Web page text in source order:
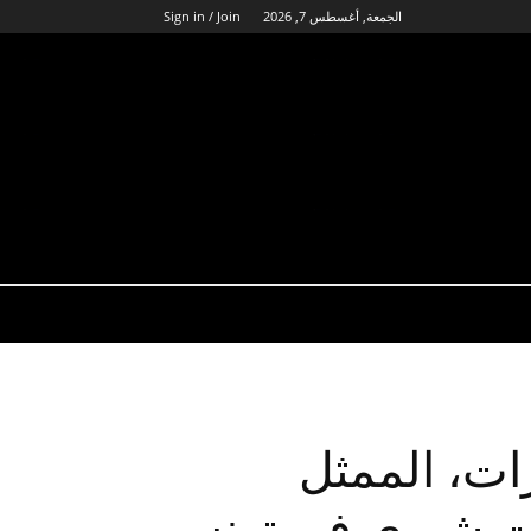
الجمعة, أغسطس 7, 2026 Sign in / Join
الممثل